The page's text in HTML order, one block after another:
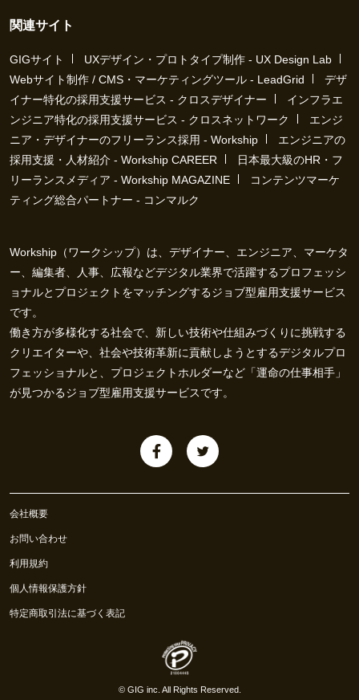
関連サイト
GIGサイト
UXデザイン・プロトタイプ制作 - UX Design Lab
Webサイト制作 / CMS・マーケティングツール - LeadGrid
デザ
イナー特化の採用支援サービス - クロスデザイナー
インフラエ
ンジニア特化の採用支援サービス - クロスネットワーク
エンジ
ニア・デザイナーのフリーランス採用 - Workship
エンジニアの
採用支援・人材紹介 - Workship CAREER
日本最大級のHR・フ
リーランスメディア - Workship MAGAZINE
コンテンツマーケ
ティング総合パートナー - コンマルク
Workship（ワークシップ）は、デザイナー、エンジニア、マーケタ
ー、編集者、人事、広報などデジタル業界で活躍するプロフェッシ
ョナルとプロジェクトをマッチングするジョブ型雇用支援サービス
です。
働き方が多様化する社会で、新しい技術や仕組みづくりに挑戦する
クリエイターや、社会や技術革新に貢献しようとするデジタルプロ
フェッショナルと、プロジェクトホルダーなど「運命の仕事相手」
が見つかるジョブ型雇用支援サービスです。
会社概要
お問い合わせ
利用規約
個人情報保護方針
特定商取引法に基づく表記
© GIG inc. All Rights Reserved.